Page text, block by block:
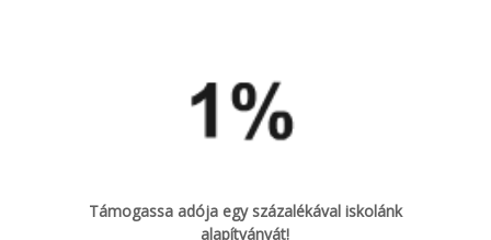
Támogassa adója egy százalékával iskolánk
alapítványát!